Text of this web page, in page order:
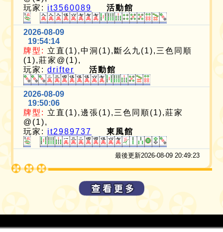
玩家: it3560089 活動館
2026-08-09
19:54:14
牌型: 立直(1),中洞(1),斷么九(1),三色同順
(1),莊家@(1),
玩家:drifter 活動館
2026-08-09
19:50:06
牌型: 立直(1),邊張(1),三色同順(1),莊家
@(1),
玩家: it2989737 東風館
最後更新2026-08-09 20:49:23